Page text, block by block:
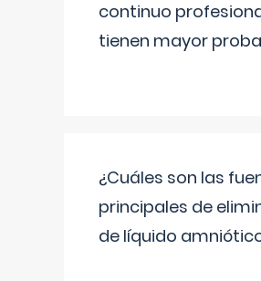
continuo
tienen mayor
¿Cuáles son las
principales de
de líquido